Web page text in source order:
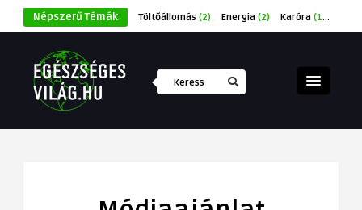
Népszerű Témák Töltőállomás (2) Energia (2) Karóra (1)